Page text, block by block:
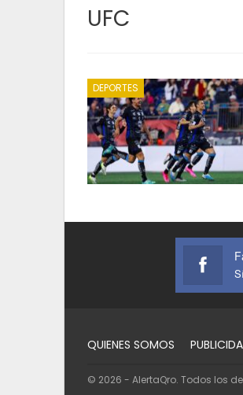
UFC
DEPORTES
QUIENES SOMOS
© 2026 - AlertaQro. Todos los